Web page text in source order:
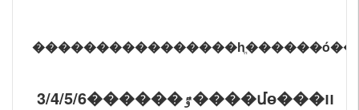
3/4/5/6������ٷ����մɵ���װ